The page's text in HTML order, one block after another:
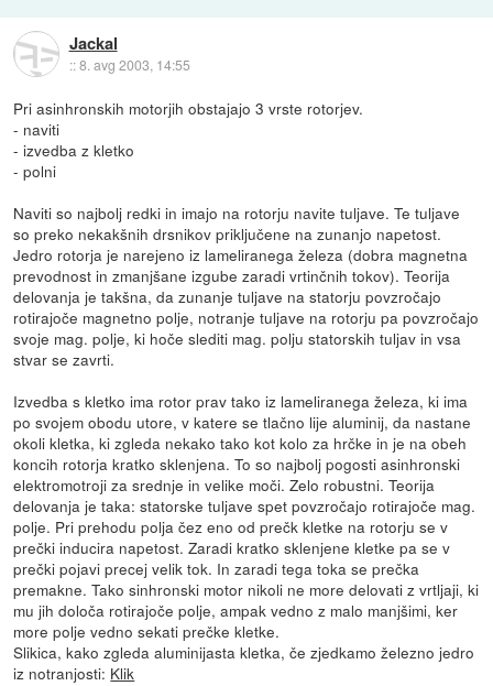
Jackal
::8. avg 2003, 14:55
Pri asinhronskih motorjih obstajajo 3 vrste rotorjev.
- naviti
- izvedba z kletko
- polni
Naviti so najbolj redki in imajo na rotorju navite tuljave. Te tuljave
so preko nekakšnih drsnikov priključene na zunanjo napetost.
Jedro rotorja je narejeno iz lameliranega železa (dobra magnetna
prevodnost in zmanjšane izgube zaradi vrtinčnih tokov). Teorija
delovanja je takšna, da zunanje tuljave na statorju povzročajo
rotirajoče magnetno polje, notranje tuljave na rotorju pa povzročajo
svoje mag. polje, ki hoče slediti mag. polju statorskih tuljav in vsa
stvar se zavrti.
Izvedba s kletko ima rotor prav tako iz lameliranega železa, ki ima
po svojem obodu utore, v katere se tlačno lije aluminij, da nastane
okoli kletka, ki zgleda nekako tako kot kolo za hrčke in je na obeh
koncih rotorja kratko sklenjena. To so najbolj pogosti asinhronski
elektromotroji za srednje in velike moči. Zelo robustni. Teorija
delovanja je taka: statorske tuljave spet povzročajo rotirajoče mag.
polje. Pri prehodu polja čez eno od prečk kletke na rotorju se v
prečki inducira napetost. Zaradi kratko sklenjene kletke pa se v
prečki pojavi precej velik tok. In zaradi tega toka se prečka
premakne. Tako sinhronski motor nikoli ne more delovati z vrtljaji, ki
mu jih določa rotirajoče polje, ampak vedno z malo manjšimi, ker
more polje vedno sekati prečke kletke.
Slikica, kako zgleda aluminijasta kletka, če zjedkamo železno jedro
iz notranjosti: Klik